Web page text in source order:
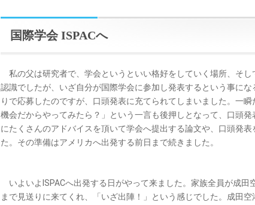
国際学会 ISPACへ
私の父は研究者で、学会というといい格好をしていく場所、そ
認識でしたが、いざ自分が国際学会に参加し発表するという事に
りで応募したのですが、口頭発表に充てられてしまいました。一
機会だからやってみたら？」という一言も後押しとなって、口頭
にたくさんのアドバイスを頂いて学会へ提出する論文や、口頭発
た。その準備はアメリカへ出発する前日まで続きました。
いよいよISPACへ出発する日がやって来ました。家族全員が成田
まで見送りに来てくれ、「いざ出陣！」という感じでした。成田空